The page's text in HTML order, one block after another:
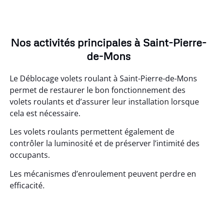
Nos activités principales à Saint-Pierre-
de-Mons
Le Déblocage volets roulant à Saint-Pierre-de-Mons
permet de restaurer le bon fonctionnement des
volets roulants et d’assurer leur installation lorsque
cela est nécessaire.
Les volets roulants permettent également de
contrôler la luminosité et de préserver l’intimité des
occupants.
Les mécanismes d’enroulement peuvent perdre en
efficacité.